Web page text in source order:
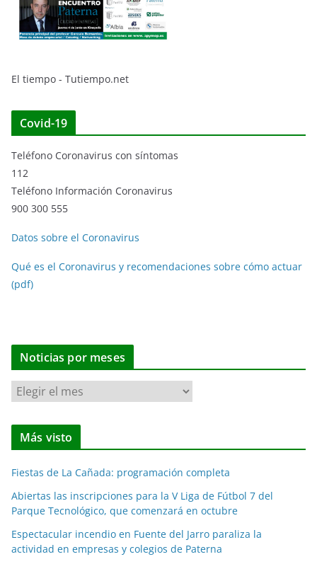
El tiempo - Tutiempo.net
Covid-19
Teléfono Coronavirus con síntomas
112
Teléfono Información Coronavirus
900 300 555
Datos sobre el Coronavirus
Qué es el Coronavirus y recomendaciones sobre cómo actuar
(pdf)
Noticias por meses
N
o
t
i
a
s
p
o
Más visto
Fiestas de La Cañada: programación completa
Abiertas las inscripciones para la V Liga de Fútbol 7 del
Parque Tecnológico, que comenzará en octubre
Espectacular incendio en Fuente del Jarro paraliza la
actividad en empresas y colegios de Paterna